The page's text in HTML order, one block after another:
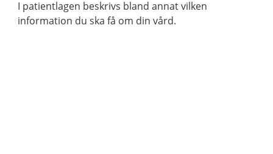
I patientlagen beskrivs bland annat vilken
information du ska få om din vård.